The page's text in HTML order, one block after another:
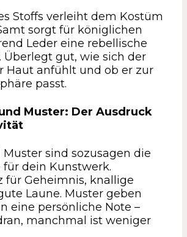
Stoffs verleiht dem Kostüm
sorgt für königlichen
Leder eine rebellische
Überlegt gut, wie sich der
Haut anfühlt und ob er zur
passt.
Muster: Der Ausdruck
sind sozusagen die
dein Kunstwerk.
für Geheimnis, knallige
Laune. Muster geben
eine persönliche Note –
manchmal ist weniger